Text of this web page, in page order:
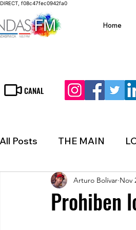
f08c47fec0942fa0
Home
CANAL
All Posts THE MAIN
LIFESTYLE FINANCE
Prohiben
Arturo Bolívar Nov